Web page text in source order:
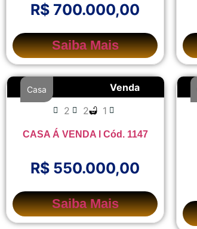
R$ 700.000,00
Saiba Mais
Venda
Casa
2 2 1
CASA Á VENDA l Cód. 1147
R$ 550.000,00
Saiba Mais